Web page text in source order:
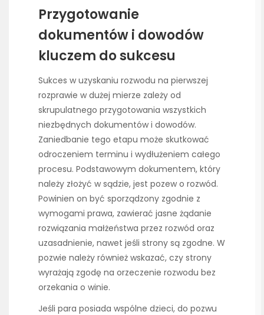
Przygotowanie
dokumentów i dowodów
kluczem do sukcesu
Sukces w uzyskaniu rozwodu na pierwszej
rozprawie w dużej mierze zależy od
skrupulatnego przygotowania wszystkich
niezbędnych dokumentów i dowodów.
Zaniedbanie tego etapu może skutkować
odroczeniem terminu i wydłużeniem całego
procesu. Podstawowym dokumentem, który
należy złożyć w sądzie, jest pozew o rozwód.
Powinien on być sporządzony zgodnie z
wymogami prawa, zawierać jasne żądanie
rozwiązania małżeństwa przez rozwód oraz
uzasadnienie, nawet jeśli strony są zgodne. W
pozwie należy również wskazać, czy strony
wyrażają zgodę na orzeczenie rozwodu bez
orzekania o winie.
Jeśli para posiada wspólne dzieci, do pozwu